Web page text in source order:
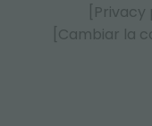
[Privacy
[Cambiar la